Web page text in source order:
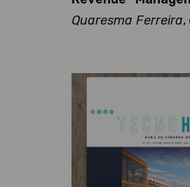
Quaresma Ferreira,